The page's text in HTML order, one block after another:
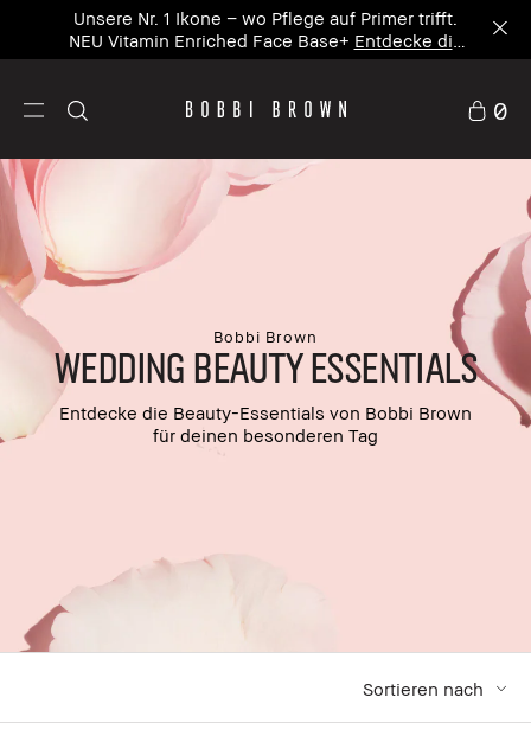
Unsere Nr. 1 Ikone – wo Pflege auf Primer trifft.
NEU Vitamin Enriched Face Base+ Entdecke die
neue Ikone
0
Bobbi Brown
WEDDING BEAUTY ESSENTIALS
Entdecke die Beauty-Essentials von Bobbi Brown
für deinen besonderen Tag
Sortieren nach